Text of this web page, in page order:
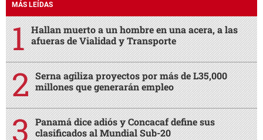
MÁS LEÍDAS
Hallan muerto a un hombre en una acera, a las
afueras de Vialidad y Transporte
Serna agiliza proyectos por más de L35,000
millones que generarán empleo
Panamá dice adiós y Concacaf define sus
clasificados al Mundial Sub-20